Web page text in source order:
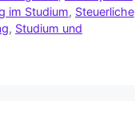
im Studium, Steuerliche
, Studium und